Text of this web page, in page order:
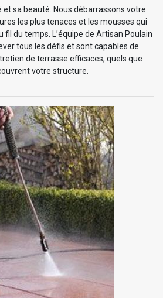
sa beauté. Nous débarrassons votre
les plus tenaces et les mousses qui
fil du temps. L’équipe de Artisan Poulain
tous les défis et sont capables de
de terrasse efficaces, quels que
votre structure.